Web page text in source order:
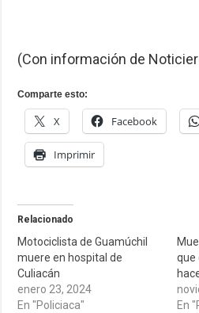
(Con información de
Comparte esto:
X Facebook
Imprimir
Relacionado
Motociclista de Guamúchil
muere en hospital de
Culiacán
enero 23, 2024
En "Policiaca"
que
En